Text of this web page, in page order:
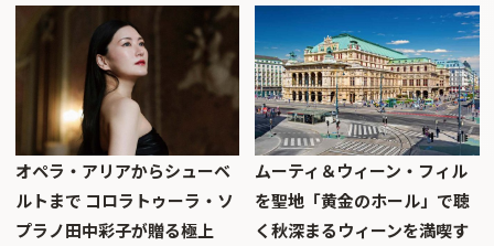
オペラ・アリアからシューベ
ルトまで コロラトゥーラ・ソ
プラノ田中彩子が贈る極上
ムーティ＆ウィーン・フィル
を聖地「黄金のホール」で聴
く秋深まるウィーンを満喫す